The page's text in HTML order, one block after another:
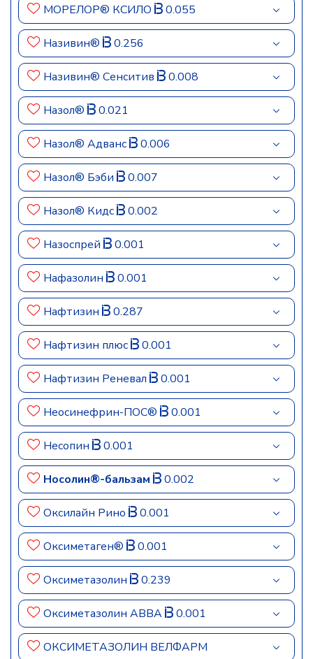
МОРЕЛОР® КСИЛО 0.055
Називин® 0.256
Називин® Сенситив 0.008
Назол® 0.021
Назол® Адванс 0.006
Назол® Бэби 0.007
Назол® Кидс 0.002
Назоспрей 0.001
Нафазолин 0.001
Нафтизин 0.287
Нафтизин плюс 0.001
Нафтизин Реневал 0.001
Неосинефрин-ПОС® 0.001
Несопин 0.001
Носолин®-бальзам 0.002
Оксилайн Рино 0.001
Оксиметаген® 0.001
Оксиметазолин 0.239
Оксиметазолин АВВА 0.001
ОКСИМЕТАЗОЛИН ВЕЛФАРМ